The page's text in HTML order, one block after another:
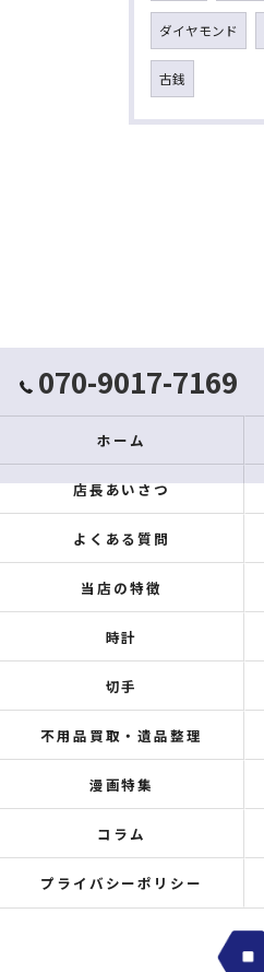
ダイヤモンド
古銭
070-9017-7169
ホーム
店長あいさつ
よくある質問
当店の特徴
時計
切手
不用品買取・遺品整理
漫画特集
コラム
プライバシーポリシー